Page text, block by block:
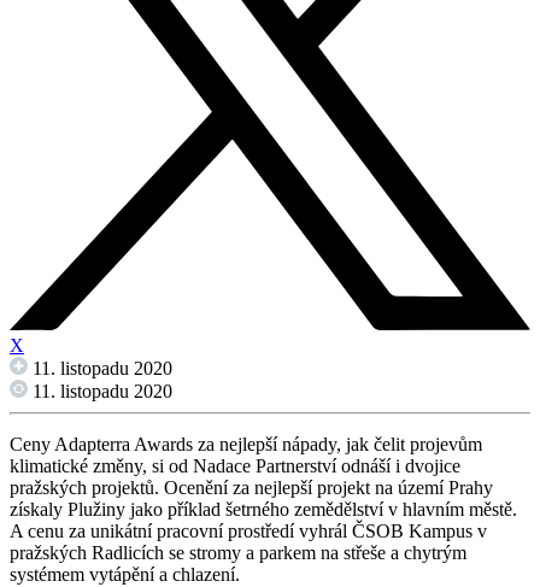
X
11. listopadu 2020
11. listopadu 2020
Ceny Adapterra Awards za nejlepší nápady, jak čelit projevům
klimatické změny, si od Nadace Partnerství odnáší i dvojice
pražských projektů. Ocenění za nejlepší projekt na území Prahy
získaly Plužiny jako příklad šetrného zemědělství v hlavním městě.
A cenu za unikátní pracovní prostředí vyhrál ČSOB Kampus v
pražských Radlicích se stromy a parkem na střeše a chytrým
systémem vytápění a chlazení.